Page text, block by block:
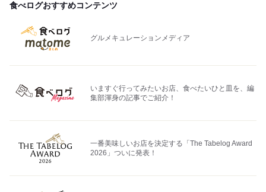
食べログおすすめコンテンツ
グルメキュレーションメディア
いますぐ行ってみたいお店、食べたいひと皿を、編
集部渾身の記事でご紹介！
一番美味しいお店を決定する「The Tabelog Award
2026」ついに発表！